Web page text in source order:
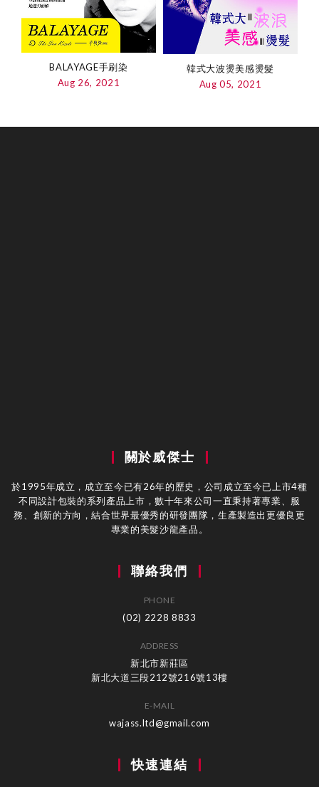
BALAYAGE手刷染
Aug 26, 2021
韓式大波燙美感燙髮
Aug 05, 2021
關於威傑士
於1995年成立，成立至今已有26年的歷史，公司成立至今已上市4種
不同設計包裝的系列產品上市，數十年來公司一直秉持著專業、服
務、創新的方向，結合世界最優秀的研發團隊，生產製造出更優良更
專業的美髮沙龍產品。
聯絡我們
PHONE
(02) 2228 8833
ADDRESS
新北市新莊區
新北大道三段212號216號13樓
E-MAIL
wajass.ltd@gmail.com
快速連結